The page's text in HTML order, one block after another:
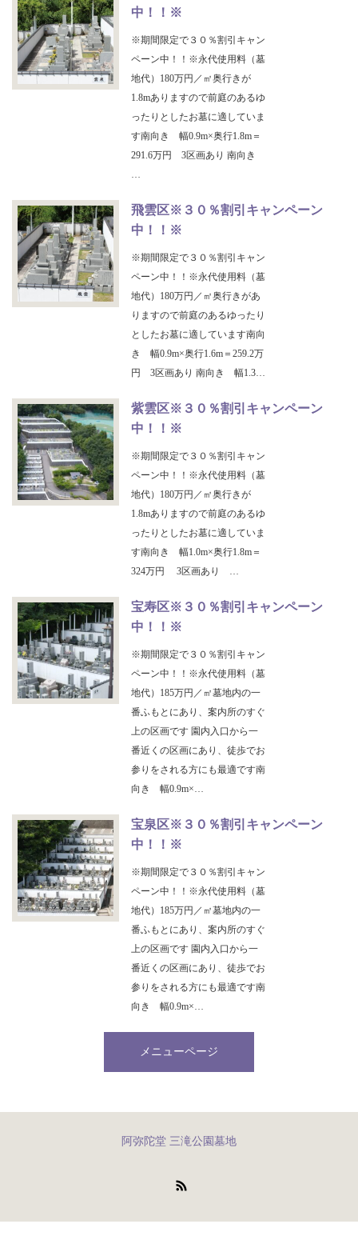
中！！※
※期間限定で３０％割引キャン
ペーン中！！※永代使用料（墓
地代）180万円／㎡奥行きが
1.8mありますので前庭のあるゆ
ったりとしたお墓に適していま
す南向き 幅0.9m×奥行1.8m＝
291.6万円 3区画あり 南向き
…
飛雲区※３０％割引キャンペーン
中！！※
※期間限定で３０％割引キャン
ペーン中！！※永代使用料（墓
地代）180万円／㎡奥行きがあ
りますので前庭のあるゆったり
としたお墓に適しています南向
き 幅0.9m×奥行1.6m＝259.2万
円 3区画あり 南向き 幅1.3…
紫雲区※３０％割引キャンペーン
中！！※
※期間限定で３０％割引キャン
ペーン中！！※永代使用料（墓
地代）180万円／㎡奥行きが
1.8mありますので前庭のあるゆ
ったりとしたお墓に適していま
す南向き 幅1.0m×奥行1.8m＝
324万円 3区画あり …
宝寿区※３０％割引キャンペーン
中！！※
※期間限定で３０％割引キャン
ペーン中！！※永代使用料（墓
地代）185万円／㎡墓地内の一
番ふもとにあり、案内所のすぐ
上の区画です 園内入口から一
番近くの区画にあり、徒歩でお
参りをされる方にも最適です南
向き 幅0.9m×…
宝泉区※３０％割引キャンペーン
中！！※
※期間限定で３０％割引キャン
ペーン中！！※永代使用料（墓
地代）185万円／㎡墓地内の一
番ふもとにあり、案内所のすぐ
上の区画です 園内入口から一
番近くの区画にあり、徒歩でお
参りをされる方にも最適です南
向き 幅0.9m×…
メニューページ
阿弥陀堂 三滝公園墓地